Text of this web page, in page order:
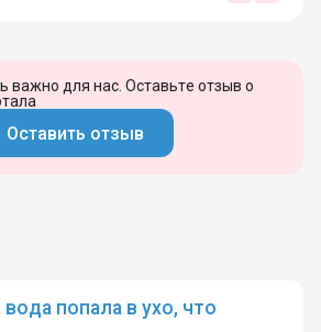
важно для нас. Оставьте отзыв о
Оставить отзыв
попала в ухо, что